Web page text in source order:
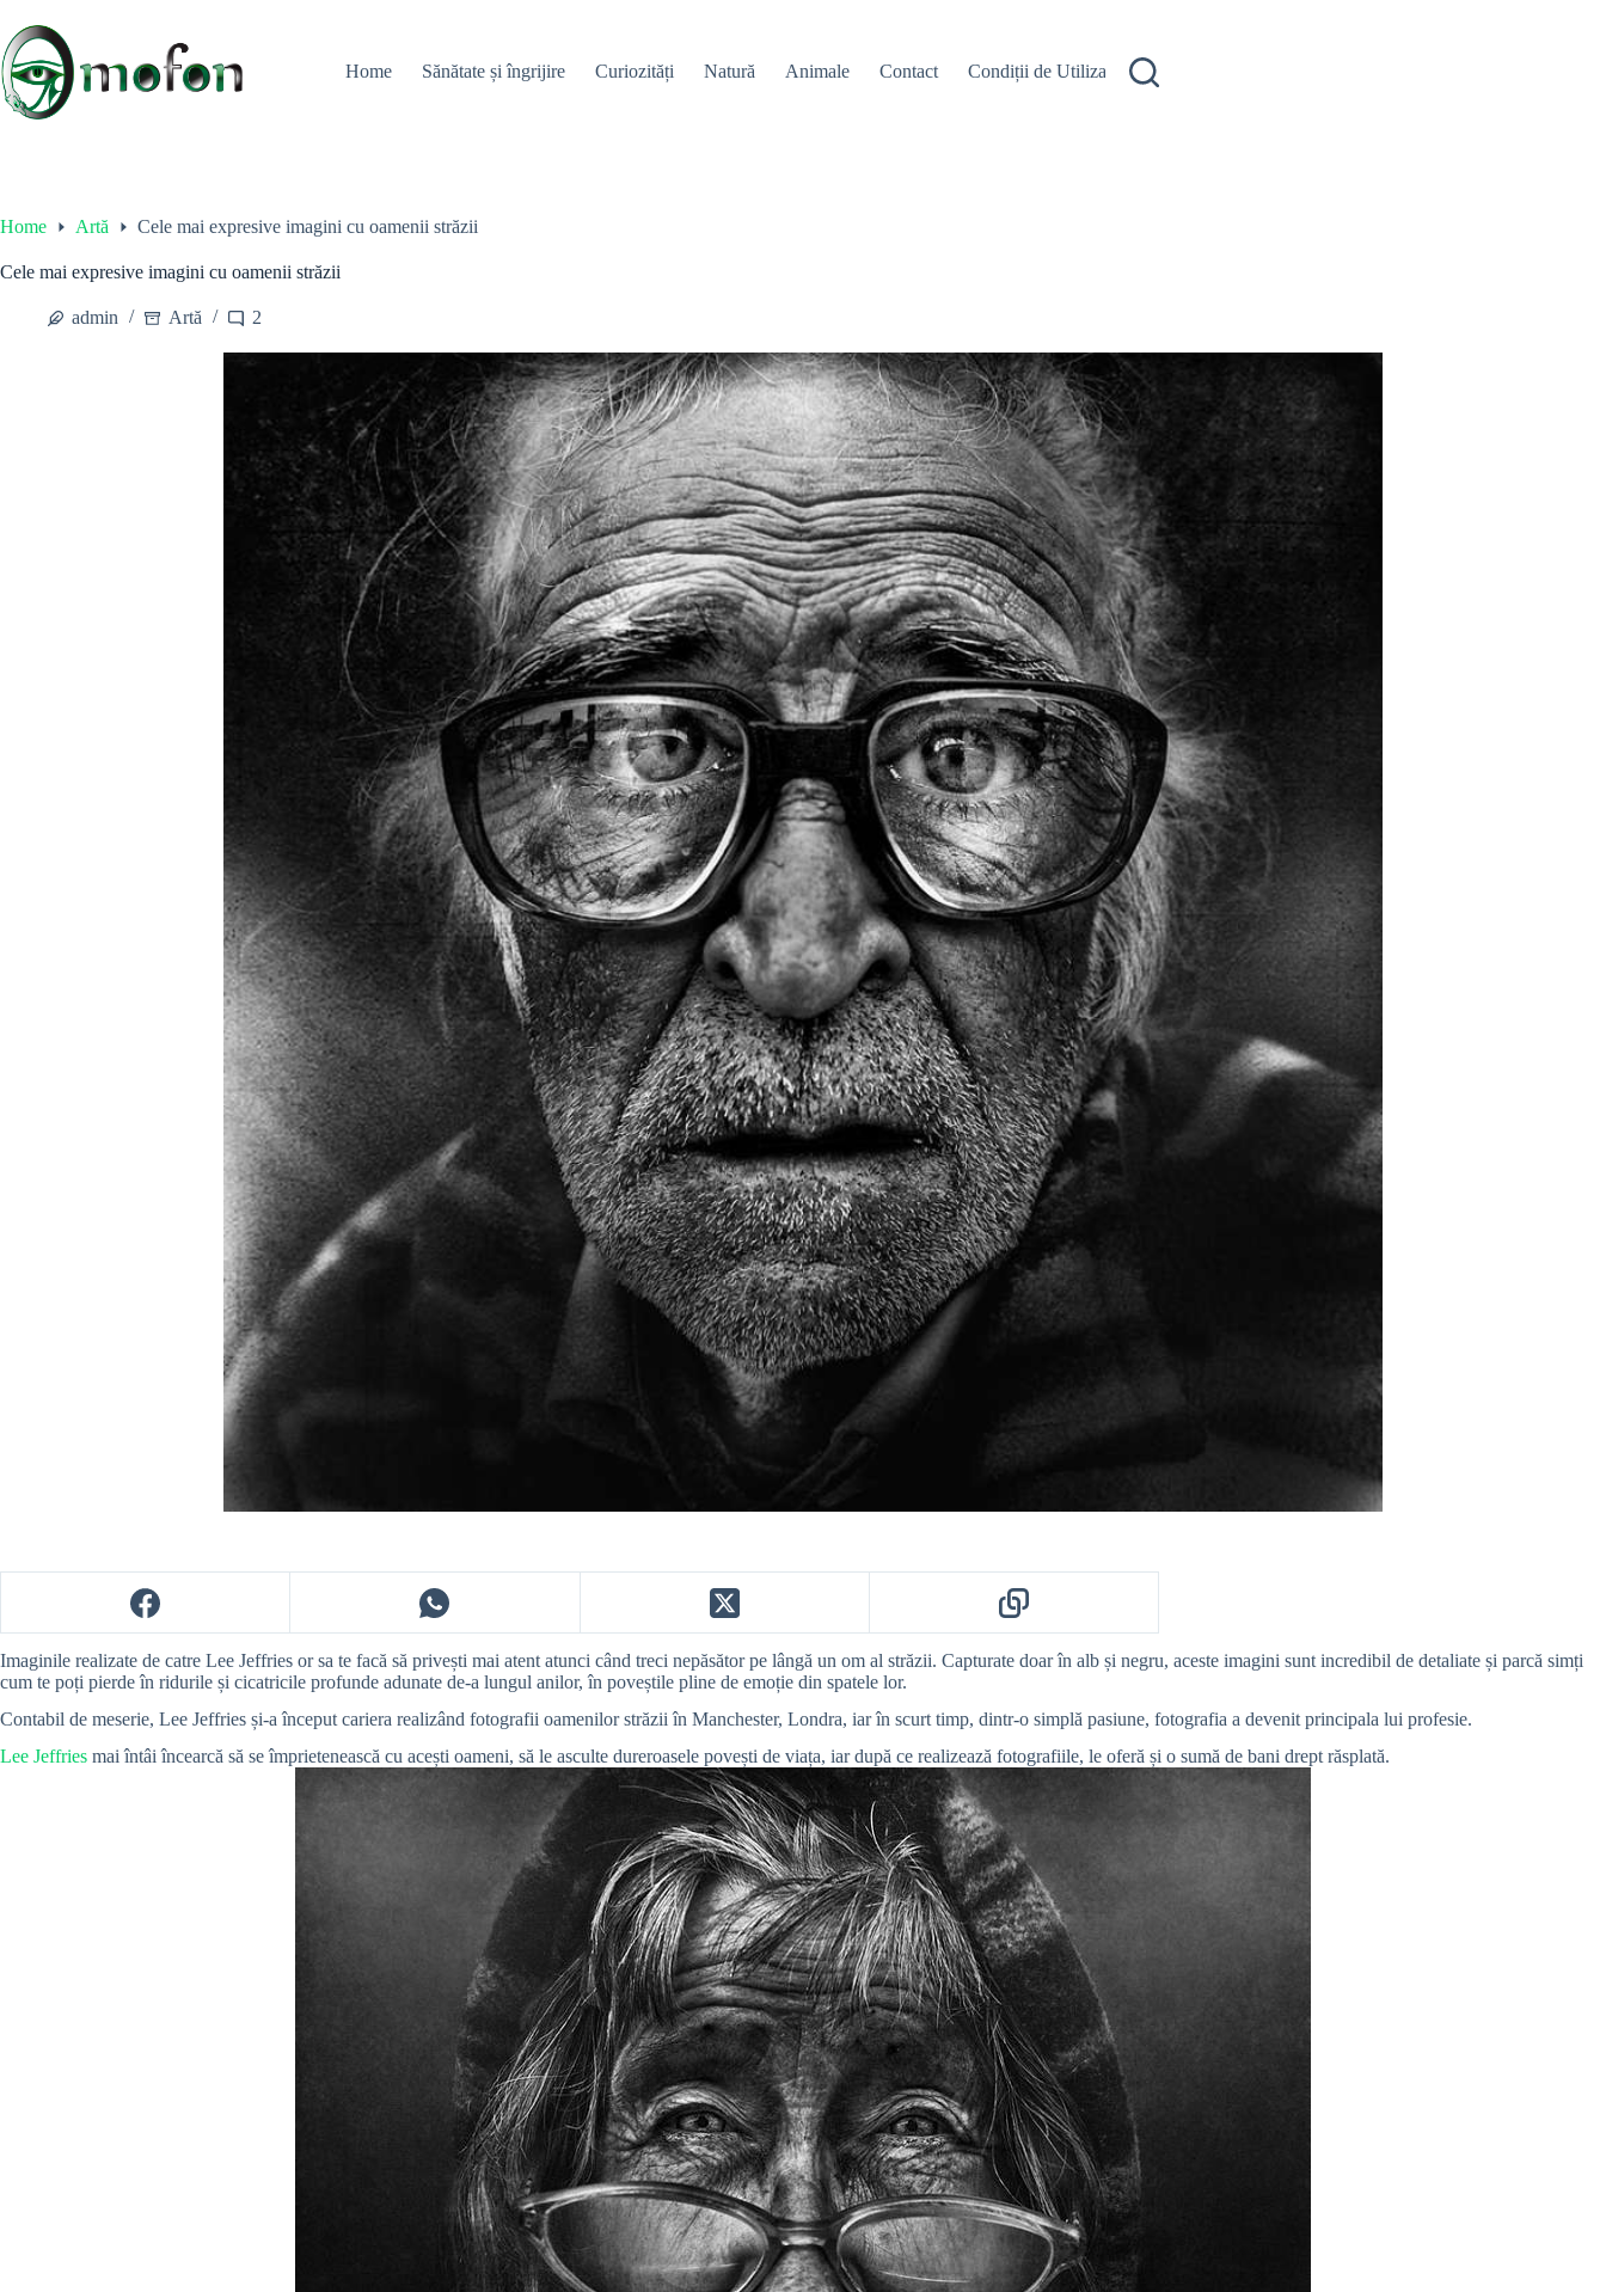
content
Home
Sănătate și îngrijire Curiozități Natură Animale Contact Condiții de Utilizare
Home Artă Cele mai expresive imagini cu oamenii străzii
Cele mai expresive imagini cu oamenii străzii
admin Artă 2
Imaginile realizate de catre Lee Jeffries or sa te facă să privești mai atent atunci când treci nepăsător pe lângă un om al străzii. Capturate doar în alb și negru, aceste imagini sunt incredibil de detaliate și parcă simți
cum te poți pierde în ridurile și cicatricile profunde adunate de-a lungul anilor, în poveștile pline de emoție din spatele lor.
Contabil de meserie, Lee Jeffries și-a început cariera realizând fotografii oamenilor străzii în Manchester, Londra, iar în scurt timp, dintr-o simplă pasiune, fotografia a devenit principala lui profesie.
Lee Jeffries mai întâi încearcă să se împrietenească cu acești oameni, să le asculte dureroasele povești de viața, iar după ce realizează fotografiile, le oferă și o sumă de bani drept răsplată.